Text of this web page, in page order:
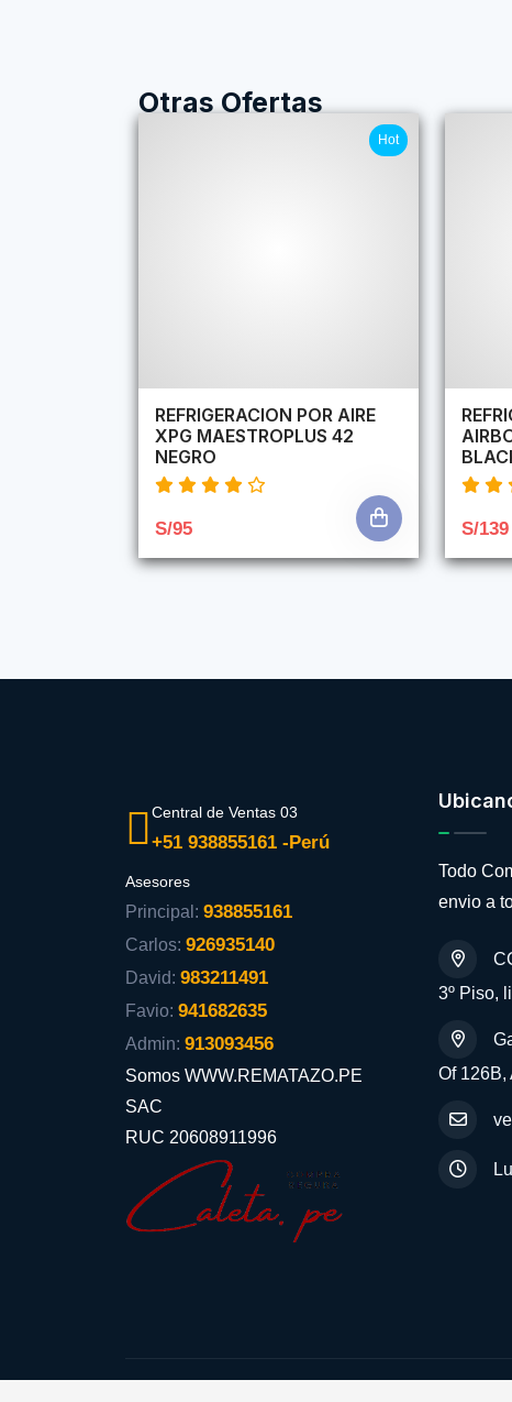
Otras Ofertas
Hot
REFRIGERACION POR AIRE
XPG MAESTROPLUS 42
NEGRO
S/95 S/139
Central de Ventas 03
+51 938855161 -Perú
Asesores
Principal: 938855161
Carlos: 926935140
David: 983211491
Favio: 941682635
Admin: 913093456
Somos WWW.REMATAZO.PE
SAC
RUC 20608911996
Todo
envio a
3º Piso,
Of 126B,